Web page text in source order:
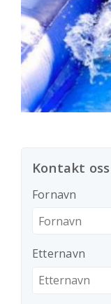
Kontakt oss
Fornavn
Etternavn